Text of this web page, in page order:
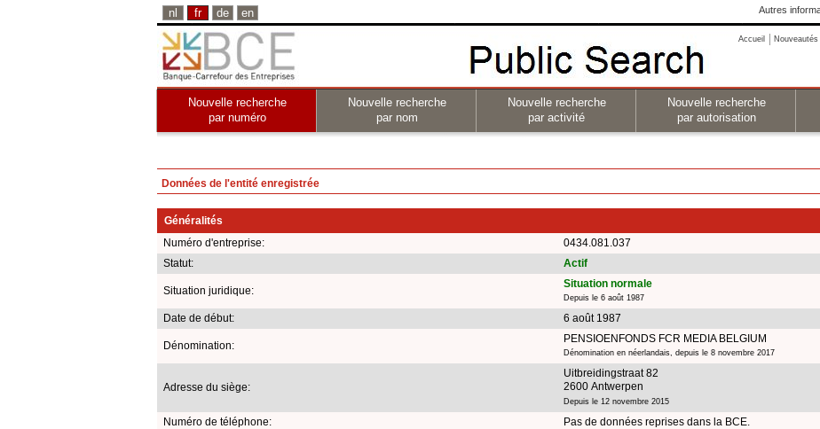
nl fr de en Autres
Accueil Nouveautés
Nouvelle recherche
par numéro
Nouvelle recherche
par nom
Nouvelle recherche
par activité
Nouvelle recherche
par autorisation
Données de l'entité enregistrée
Généralités
Numéro d'entreprise:
0434.081.037
Statut:
Actif
Situation juridique:
Situation normale
Depuis le 6 août 1987
Date de début: 6 août 1987
Dénomination:
PENSIOENFONDS FCR MEDIA BELGIUM
Dénomination en néerlandais, depuis le 8 novembre 2017
Adresse du siège:
Uitbreidingstraat 82
2600 Antwerpen
Depuis le 12 novembre 2015
Numéro de téléphone:
Pas de données reprises dans la BCE.